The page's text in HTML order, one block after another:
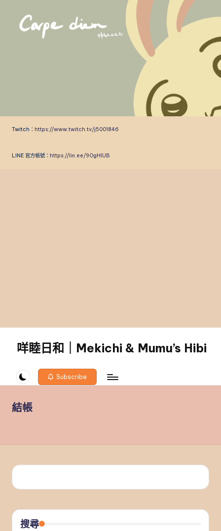
Twitch： https://www.twitch.tv/j5001846
LINE 官方帳號： https://lin.ee/9OgHlUB
咩睦日和｜Mekichi & Mumu’s Hibi
diem!
Subscribe
結帳
搜尋